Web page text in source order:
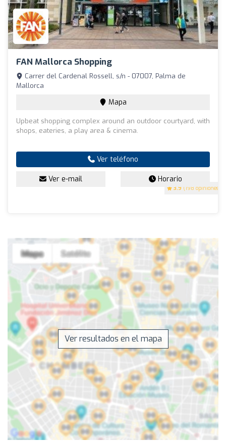
FAN Mallorca Shopping
3.9 (198 opiniones)
Carrer del Cardenal Rossell, s/n - 07007, Palma de
Mallorca
Mapa
Upbeat shopping complex around an outdoor courtyard, with
shops, eateries, a play area & cinema.
Ver teléfono
Ver e-mail Horario
Ver resultados en el mapa